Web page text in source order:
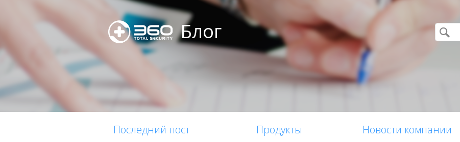
Блог
Последний пост Продукты Новости компании